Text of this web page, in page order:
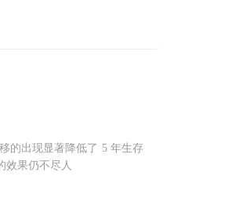
的出现显著降低了 5 年生存
效果仍不尽人